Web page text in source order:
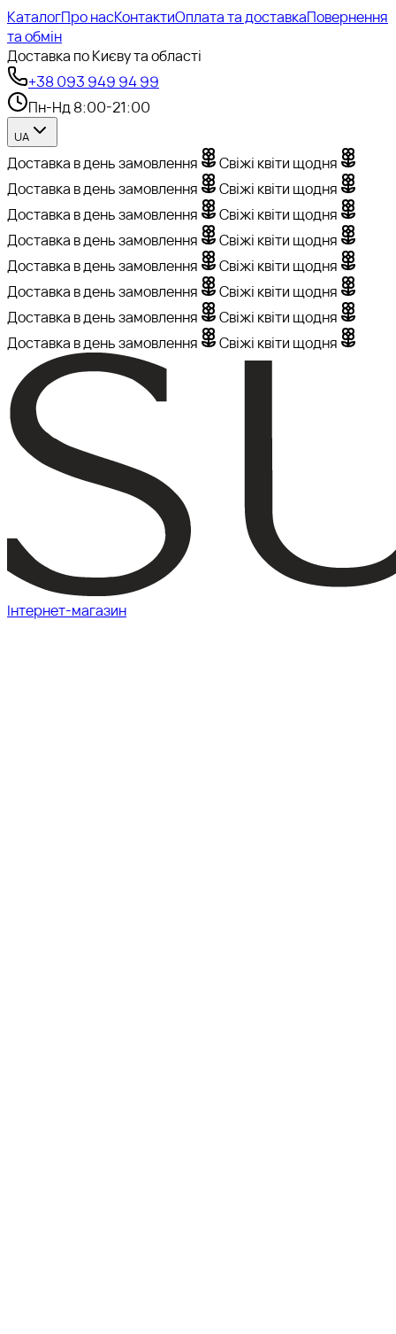
КаталогПро насКонтактиОплата та доставкаПовернення
та обмін
Доставка по Києву та області
+38 093 949 94 99
Пн-Нд 8:00-21:00
UA
Доставка в день замовлення
Свіжі квіти щодня
Доставка в день замовлення
Свіжі квіти щодня
Доставка в день замовлення
Свіжі квіти щодня
Доставка в день замовлення
Свіжі квіти щодня
Доставка в день замовлення
Свіжі квіти щодня
Доставка в день замовлення
Свіжі квіти щодня
Доставка в день замовлення
Свіжі квіти щодня
Доставка в день замовлення
Свіжі квіти щодня
Інтернет-магазин